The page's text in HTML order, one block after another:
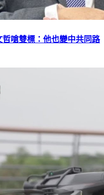
嗆雙標：他也變中共同路